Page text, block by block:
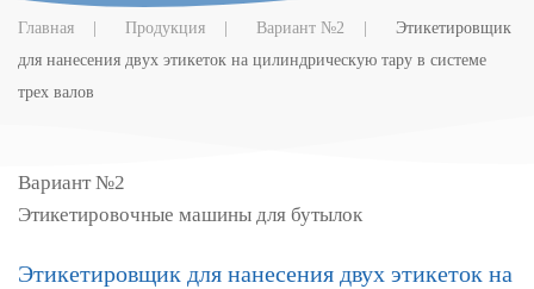
Главная Продукция Вариант №2
Этикетировщик
для нанесения двух этикеток на цилиндрическую тару в системе
трех валов
Вариант №2
Этикетировочные машины для бутылок
Этикетировщик для нанесения двух этикеток на